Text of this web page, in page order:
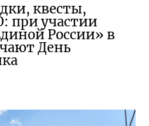
квесты,
при участии
России» в
День